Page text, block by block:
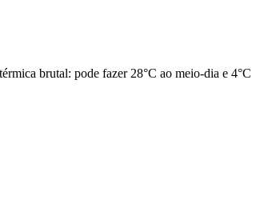
brutal: pode fazer 28°C ao meio-dia e 4°C